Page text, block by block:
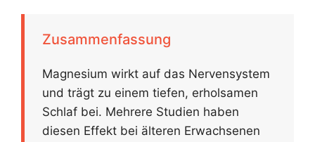
Zusammenfassung
Magnesium wirkt auf das Nervensystem
und trägt zu einem tiefen, erholsamen
Schlaf bei. Mehrere Studien haben
diesen Effekt bei älteren Erwachsenen